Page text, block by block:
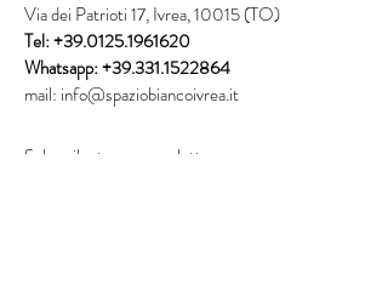
Via dei Patrioti 17, Ivrea, 10015 (TO)
Tel:+39.0125.1961620
Whatsapp:+39.331.1522864
mail: info@spaziobiancoivrea.it
Subscribe to our newsletter